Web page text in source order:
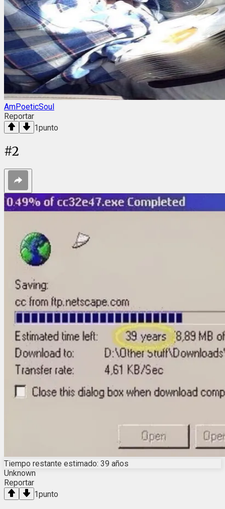
AmPoeticSoul
Reportar
1punto
#2
Tiempo restante estimado: 39 años
Unknown
Reportar
1punto